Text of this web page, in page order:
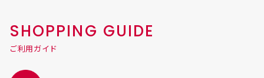
SHOPPING GUIDE
ご利用ガイド